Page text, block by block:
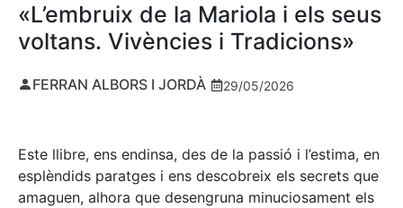
«L’embruix de la Mariola i els seus
voltans. Vivències i Tradicions»
FERRAN ALBORS I JORDÀ 29/05/2026
Este llibre, ens endinsa, des de la passió i l’estima, en
esplèndids paratges i ens descobreix els secrets que
amaguen, alhora que desengruna minuciosament els